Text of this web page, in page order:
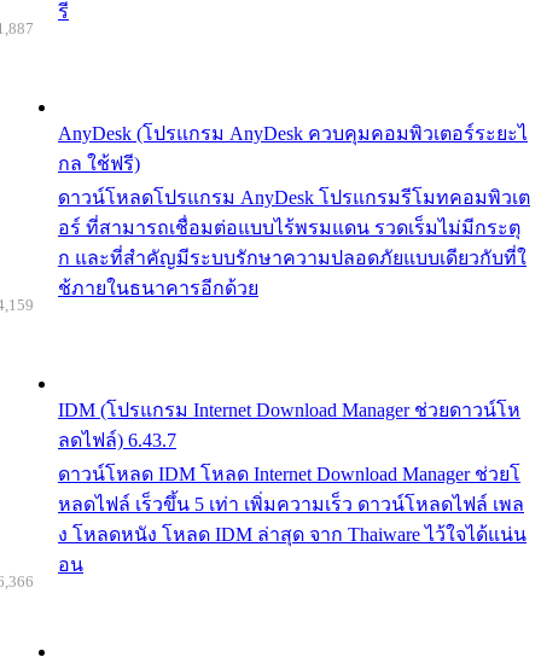
รี
AnyDesk (โปรแกรม AnyDesk ควบคุมคอมพิวเตอร์ระยะไ
กล ใช้ฟรี)
ดาวน์โหลดโปรแกรม AnyDesk โปรแกรมรีโมทคอมพิวเต
อร์ ที่สามารถเชื่อมต่อแบบไร้พรมแดน รวดเร็มไม่มีกระตุ
ก และที่สำคัญมีระบบรักษาความปลอดภัยแบบเดียวกับที่ใ
ช้ภายในธนาคารอีกด้วย
IDM (โปรแกรม Internet Download Manager ช่วยดาวน์โห
ลดไฟล์) 6.43.7
ดาวน์โหลด IDM โหลด Internet Download Manager ช่วยโ
หลดไฟล์ เร็วขึ้น 5 เท่า เพิ่มความเร็ว ดาวน์โหลดไฟล์ เพล
ง โหลดหนัง โหลด IDM ล่าสุด จาก Thaiware ไว้ใจได้แน่น
อน